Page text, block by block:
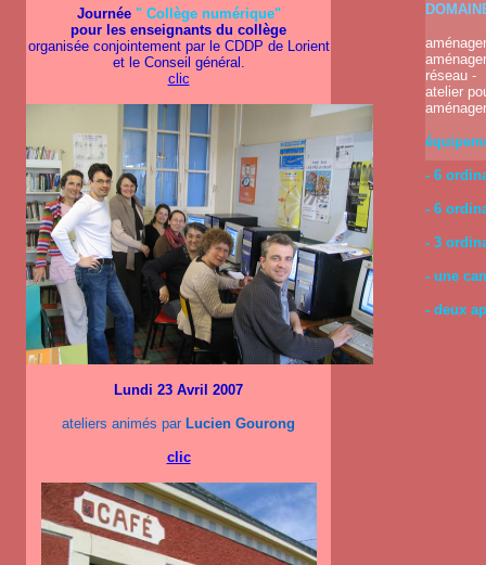
Journée" Collège numérique"
pour les enseignants du collège
organisée conjointement par le CDDP de Lorient
et le Conseil général.
clic
Lundi 23 Avril 2007
ateliers animés par Lucien Gourong
clic
réseau -
atelier
- 6
- 6
- 3
- une
- deux